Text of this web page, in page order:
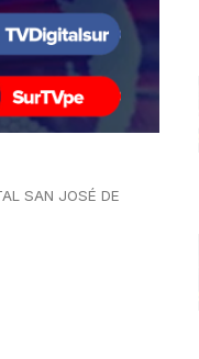
SAN JOSÉ DE